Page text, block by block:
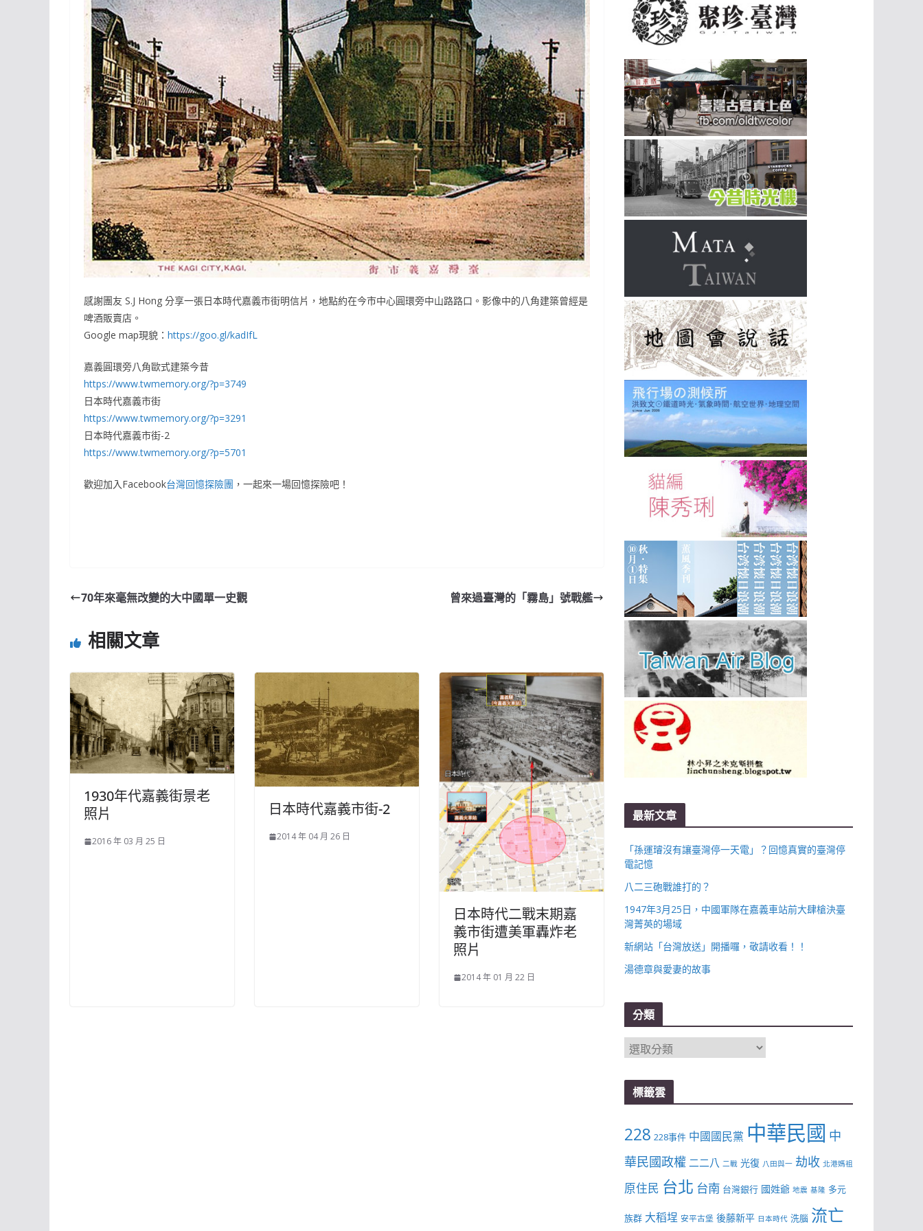
感謝團友 S.J Hong 分享一張日本時代嘉義市街明信片，地點約在今市中心圓環旁中山路路口。影像中的八角建築曾經是
啤酒販賣店。
Google map現貌： https://goo.gl/kadIfL
嘉義圓環旁八角歐式建築今昔
https://www.twmemory.org/?p=3749
日本時代嘉義市街
https://www.twmemory.org/?p=3291
日本時代嘉義市街-2
https://www.twmemory.org/?p=5701
歡迎加入Facebook台灣回憶探險團 ，一起來一場回憶探險吧！
70年來毫無改變的大中國單一史觀 曾來過臺灣的「霧島」號戰艦
相關文章
1930年代嘉義街景老
照片
2016 年 03 月 25 日
日本時代嘉義市街-2
2014 年 04 月 26 日
日本時代二戰末期嘉
義市街遭美軍轟炸老
照片
2014 年 01 月 22 日
最新文章
「孫運璿沒有讓臺灣停一天電」？回憶真實的臺灣停
電記憶
八二三砲戰誰打的？
1947年3月25日，中國軍隊在嘉義車站前大肆槍決臺
灣菁英的場域
新網站「台灣放送」開播囉，敬請收看！！
湯德章與愛妻的故事
分類
分
類
標籤雲
228 228事件 中國國民黨 中華民國 中
華民國政權 二二八 二戰 光復 八田與一 劫收 北港媽祖
原住民 台北 台南 台灣銀行 國姓爺 地震 基隆 多元
族群 大稻埕 安平古堡 後藤新平 日本時代 洗腦 流亡